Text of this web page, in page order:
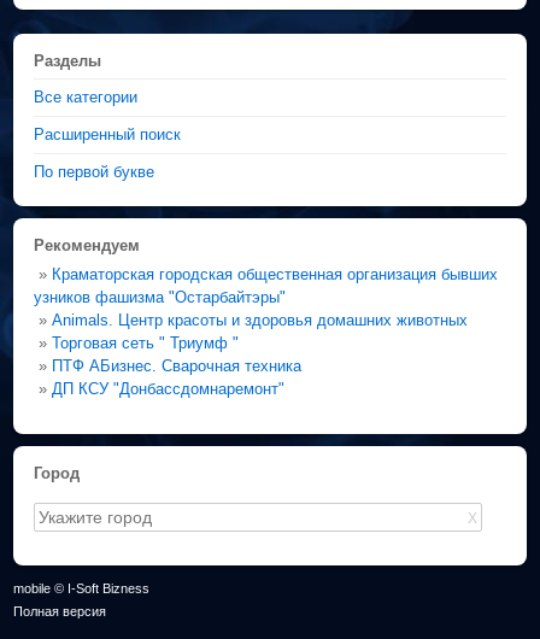
Разделы
Все категории
Расширенный поиск
По первой букве
Рекомендуем
» Краматорская городская общественная организация бывших
узников фашизма "Остарбайтэры"
»Animals. Центр красоты и здоровья домашних животных
»Торговая сеть " Триумф "
» ПТФ АБизнес. Сварочная техника
» ДП КСУ "Донбассдомнаремонт"
Город
X
mobile © I-Soft Bizness
Полная версия